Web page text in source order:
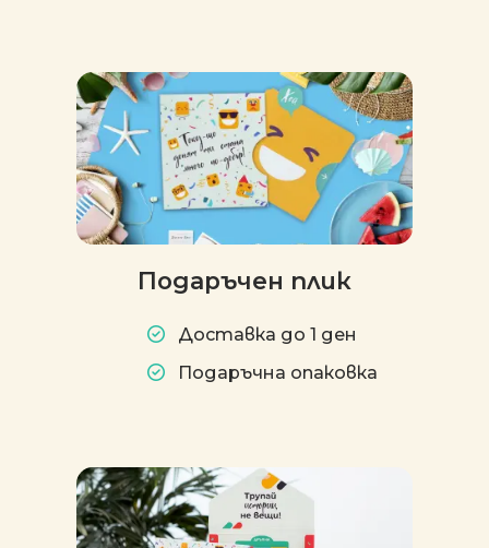
Подаръчен плик
Доставка до 1 ден
Подаръчна опаковка